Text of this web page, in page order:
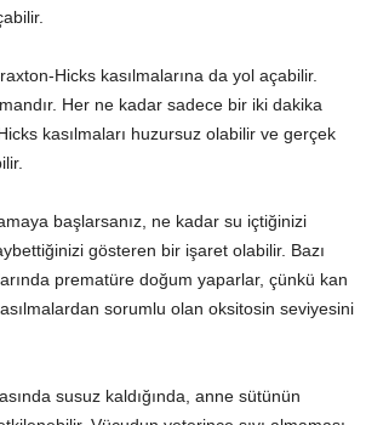
Hicks kasılmalarına da yol açabilir.
Her ne kadar sadece bir iki dakika
kasılmaları huzursuz olabilir ve gerçek
başlarsanız, ne kadar su içtiğinizi
gösteren bir işaret olabilir. Bazı
prematüre doğum yaparlar, çünkü kan
sorumlu olan oksitosin seviyesini
susuz kaldığında, anne sütünün